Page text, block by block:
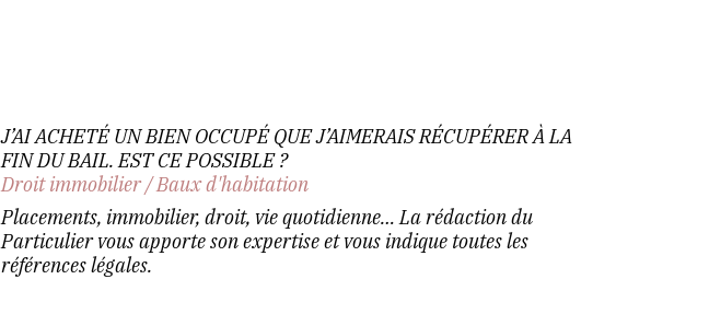
J’AI ACHETÉ UN BIEN OCCUPÉ QUE J’AIMERAIS RÉCUPÉRER À LA
FIN DU BAIL. EST CE POSSIBLE ?
Droit immobilier/Baux d'habitation
Placements, immobilier, droit, vie quotidienne… La rédaction du
Particulier vous apporte son expertise et vous indique toutes les
références légales.